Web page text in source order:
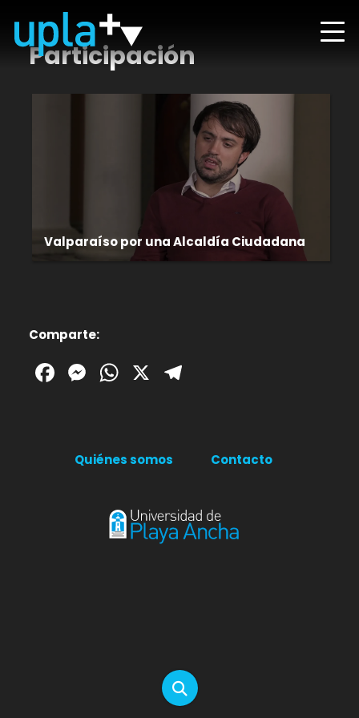
Participación
Valparaíso por una Alcaldía Ciudadana
Comparte:
Facebook
Messenger
WhatsApp
X
Quiénes somos Contacto